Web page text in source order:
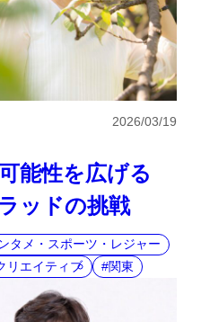
能性を広げる
ッドの挑戦
2026/03/19
タメ・スポーツ・レジャー
リエイティブ
関東